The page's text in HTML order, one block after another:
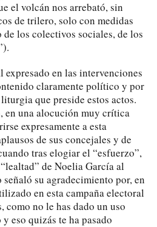
el volcán nos arrebató, sin
de trilero, solo con medidas
los colectivos sociales, de los
en las intervenciones
claramente político y por
que preside estos actos.
en una alocución muy crítica
expresamente a esta
de sus concejales y de
tras elogiar el “esfuerzo”,
de Noelia García al
su agradecimiento por, en
en esta campaña electoral
como no le has dado un uso
eso quizás te ha pasado